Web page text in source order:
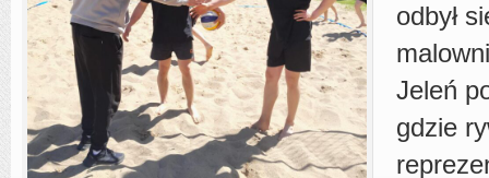
odbył
Jeleń
gdzie